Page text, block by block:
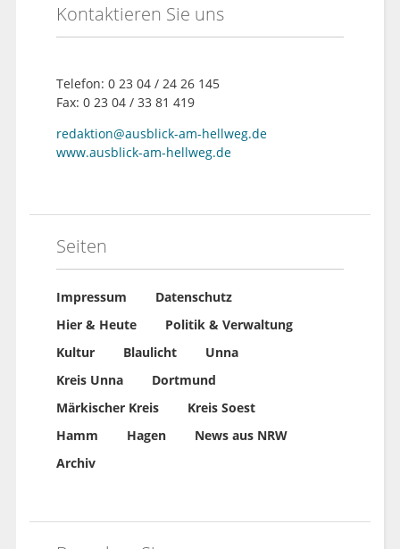
Kontaktieren Sie uns
Telefon: 0 23 04 / 24 26 145
Fax: 0 23 04 / 33 81 419
redaktion@ausblick-am-hellweg.de
www.ausblick-am-hellweg.de
Seiten
Impressum
Datenschutz
Hier & Heute
Politik & Verwaltung
Kultur
Blaulicht
Unna
Kreis Unna
Dortmund
Märkischer Kreis
Kreis Soest
Hamm
Hagen
News aus NRW
Archiv